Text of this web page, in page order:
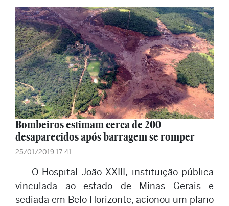
Bombeiros estimam cerca de 200
desaparecidos após barragem se romper
25/01/2019 17:41
O Hospital João XXIII, instituição pública
vinculada ao estado de Minas Gerais e
sediada em Belo Horizonte, acionou um plano